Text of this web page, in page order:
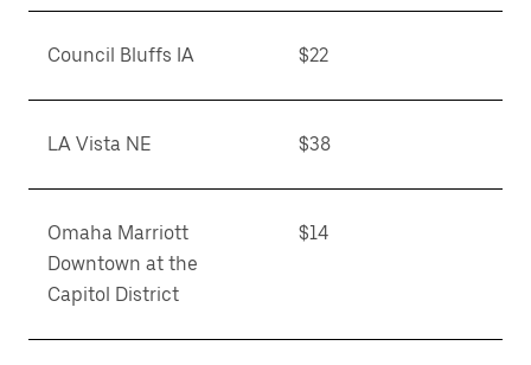
Council Bluffs IA $22
LA Vista NE $38
Omaha Marriott
Downtown at the
Capitol District
$14